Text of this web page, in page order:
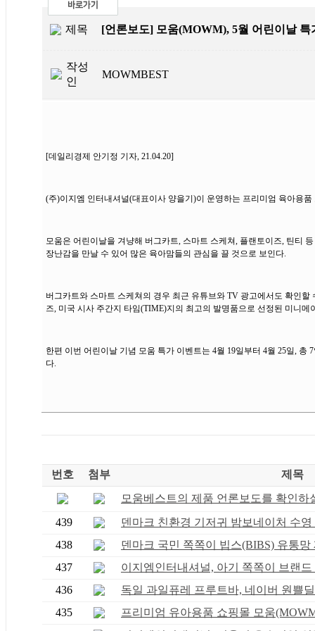
제목 [언론보도] 모움(MOWM), 5월 어린이날
작성
인
MOWMBEST
[데일리경제 안기정 기자, 21.04.20]
(주)이지엠 인터내셔널(대표이사 양을기)이 운영하는 프리미엄 육아용
모움은 어린이날을 겨냥해 버그카트, 스마트 스케쳐, 플랜토이즈, 틴티
장난감을 만날 수 있어 많은 육아맘들의 관심을 끌 것으로 보인다.
버그카트와 스마트 스케쳐의 경우 최근 유튜브와 TV 광고에서도 확인
즈, 미국 시사 주간지 타임(TIME)지의 최고의 발명품으로 선정된 미니
한편 이번 어린이날 기념 모움 특가 이벤트는 4월 19일부터 4월 25일,
다.
번호 첨부
제목
모움베스트의 제품 언론보도를 확인하
439
덴마크 친환경 기저귀 밤보네이처 수영
438
덴마크 국민 쪽쪽이 빕스(BIBS) 유통망
437
이지엠인터내셔널, 아기 쪽쪽이 브랜드
436
독일 과일퓨레 프루트바, 네이버 원쁠
435
프리미엄 유아용품 쇼핑몰 모움